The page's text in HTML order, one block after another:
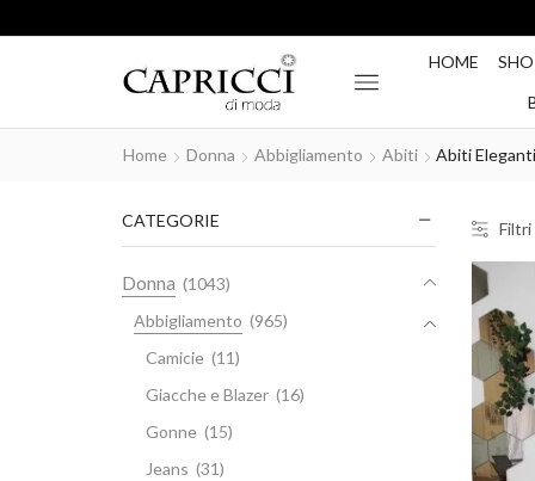
HOME
Home Donna Abbigliamento Abiti Abiti
Filtri
CATEGORIE
Donna (1043)
Abbigliamento (965)
Camicie (11)
Giacche e Blazer (16)
Gonne (15)
Jeans (31)